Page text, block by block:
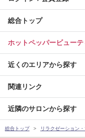
総合トップ
ホットペッパービュー
近くのエリアから探す
関連リンク
近隣のサロンから探す
総合トップ リラクゼーション